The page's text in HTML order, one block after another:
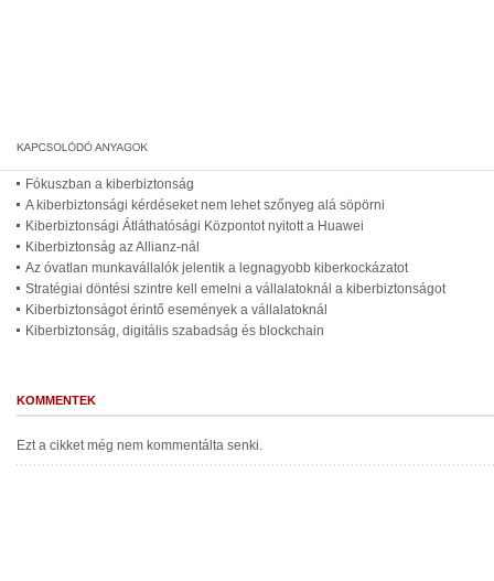
Fókuszban a kiberbiztonság
A kiberbiztonsági kérdéseket nem lehet szőnyeg alá söpörni
Kiberbiztonsági Átláthatósági Központot nyitott a Huawei
Kiberbiztonság az Allianz-nál
Az óvatlan munkavállalók jelentik a legnagyobb kiberkockázatot
Stratégiai döntési szintre kell emelni a vállalatoknál a kiberbiztonságot
Kiberbiztonságot érintő események a vállalatoknál
Kiberbiztonság, digitális szabadság és blockchain